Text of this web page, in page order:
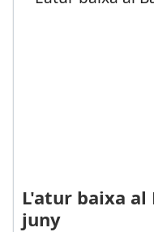
L'atur baixa
juny